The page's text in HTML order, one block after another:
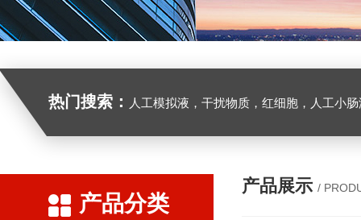
热门搜索： 人工模拟液，干扰物质，红细胞，人工小
产品分类
产品展示 /